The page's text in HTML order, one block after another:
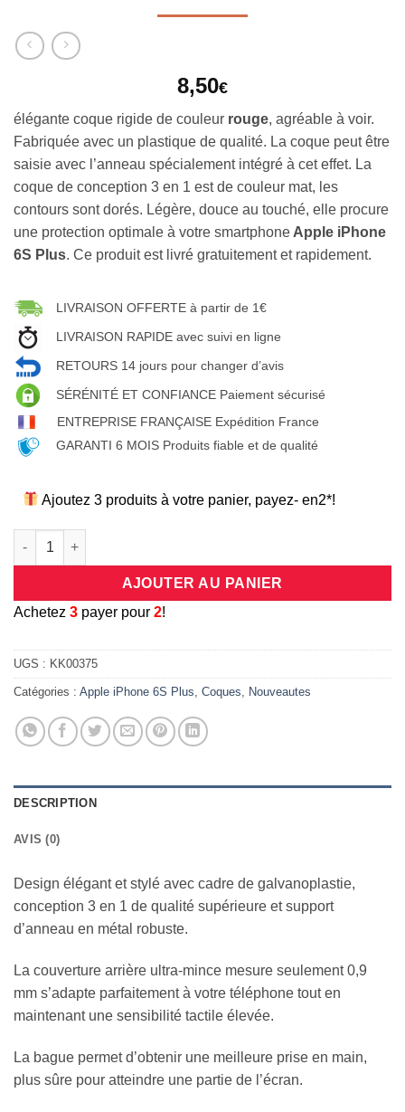
8,50€
élégante coque rigide de couleur rouge, agréable à voir.
Fabriquée avec un plastique de qualité. La coque peut être
saisie avec l’anneau spécialement intégré à cet effet. La
coque de conception 3 en 1 est de couleur mat, les
contours sont dorés. Légère, douce au touché, elle procure
une protection optimale à votre smartphone Apple iPhone
6S Plus. Ce produit est livré gratuitement et rapidement.
LIVRAISON OFFERTE à partir de 1€
LIVRAISON RAPIDE avec suivi en ligne
RETOURS 14 jours pour changer d’avis
SÉRÉNITÉ ET CONFIANCE Paiement sécurisé
ENTREPRISE FRANÇAISE Expédition France
GARANTI 6 MOIS Produits fiable et de qualité
Ajoutez 3 produits à votre panier, payez- en2*!
quantité de Coque luxueuse ornée d'un anneau de support
AJOUTER AU PANIER
Achetez 3 payer pour 2!
UGS : KK00375
Catégories : Apple iPhone 6S Plus Coques Nouveautes
DESCRIPTION
AVIS (0)
Design élégant et stylé avec cadre de galvanoplastie,
conception 3 en 1 de qualité supérieure et support
d’anneau en métal robuste.
La couverture arrière ultra-mince mesure seulement 0,9
mm s’adapte parfaitement à votre téléphone tout en
maintenant une sensibilité tactile élevée.
La bague permet d’obtenir une meilleure prise en main,
plus sûre pour atteindre une partie de l’écran.